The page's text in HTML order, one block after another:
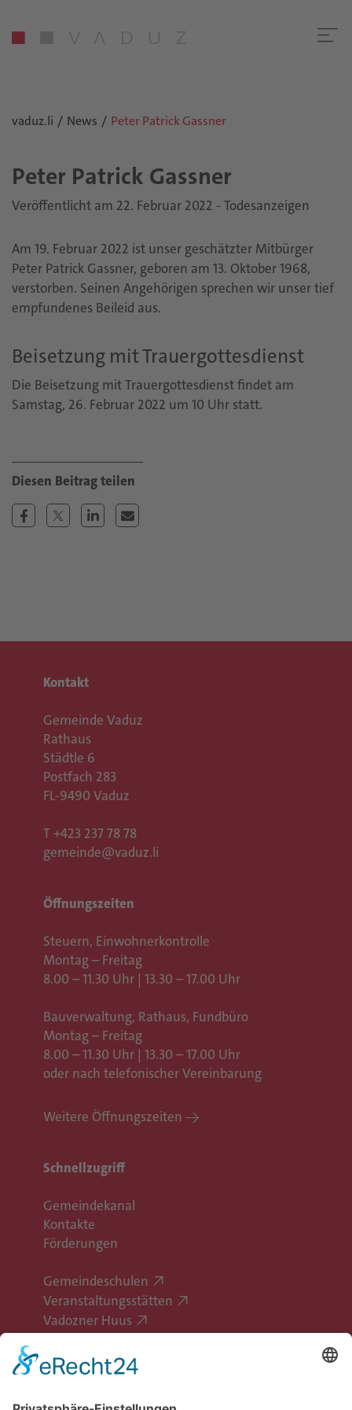
vaduz.li News Peter Patrick Gassner
Peter Pa­trick Gas­s­ner
Veröffentlicht am 22. Februar 2022 - Todesanzeigen
Am 19. Februar 2022 ist unser geschätzter Mitbürger
Peter Patrick Gassner, geboren am 13. Oktober 1968,
verstorben. Seinen Angehörigen sprechen wir unser tief
empfundenes Beileid aus.
Beisetzung mit Trauergottesdienst
Die Beisetzung mit Trauergottesdienst findet am
Samstag, 26. Februar 2022 um 10 Uhr statt.
Kontakt
Gemeinde Vaduz
Rathaus
Städtle 6
Postfach 283
FL-9490 Vaduz
T +423 237 78 78
gemeinde@vaduz.li
Öffnungszeiten
Steuern, Einwohnerkontrolle
Montag – Freitag
8.00 – 11.30 Uhr | 13.30 – 17.00 Uhr
Bauverwaltung, Rathaus, Fundbüro
Montag – Freitag
8.00 – 11.30 Uhr | 13.30 – 17.00 Uhr
oder nach telefonischer Vereinbarung
Weitere Öffnungszeiten
Schnellzugriff
Gemeindekanal
Kontakte
Förderungen
Gemeindeschulen
Veranstaltungsstätten
Vadozner Huus